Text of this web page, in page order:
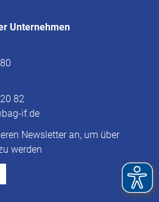
Unternehmen
82
if.de
Newsletter an, um über
werden